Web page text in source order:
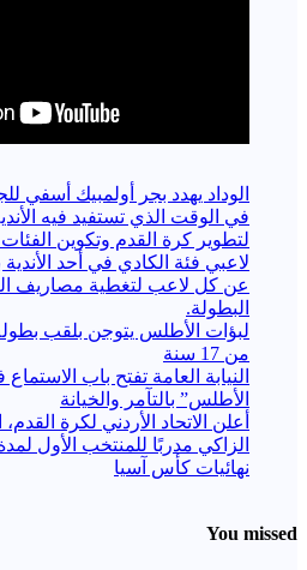
الوداد يهدد بجر أولمبيك أسفي
في الوقت الذي تستفيد فيه
لتطوير كرة القدم وتكوين
عن كل لاعب لتغطية مصاريف
البطولة.
لبؤات الأطلس يتوجن بلقب
من 17 سنة
النيابة العامة تفتح باب
الأطلس” بالتآمر والخيانة
أعلن الاتحاد الأردني لكرة
الزاكي مدربًا للمنتخب الأول
نهائيات كأس آسيا
You missed